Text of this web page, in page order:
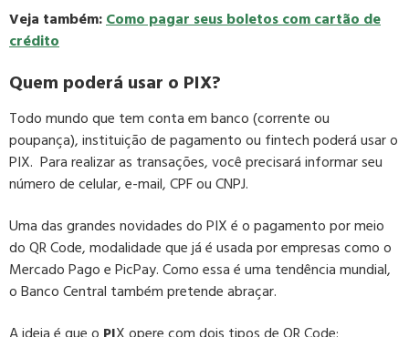
Veja também:Como pagar seus boletos com cartão de
crédito
Quem poderá usar o PIX?
Todo mundo que tem conta em banco (corrente ou
poupança), instituição de pagamento ou fintech poderá usar o
PIX. Para realizar as transações, você precisará informar seu
número de celular, e-mail, CPF ou CNPJ.
Uma das grandes novidades do PIX é o pagamento por meio
do QR Code, modalidade que já é usada por empresas como o
Mercado Pago e PicPay. Como essa é uma tendência mundial,
o Banco Central também pretende abraçar.